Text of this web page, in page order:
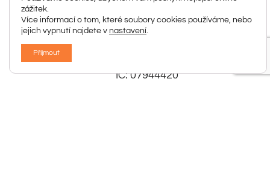
ZFP Boskovice, s.r.o.
Komenského 295/44
IČ: 07944420